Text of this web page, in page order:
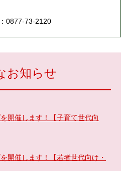
0877-73-2120
お知らせ
開催します！【子育て世代向
開催します！【若者世代向け・